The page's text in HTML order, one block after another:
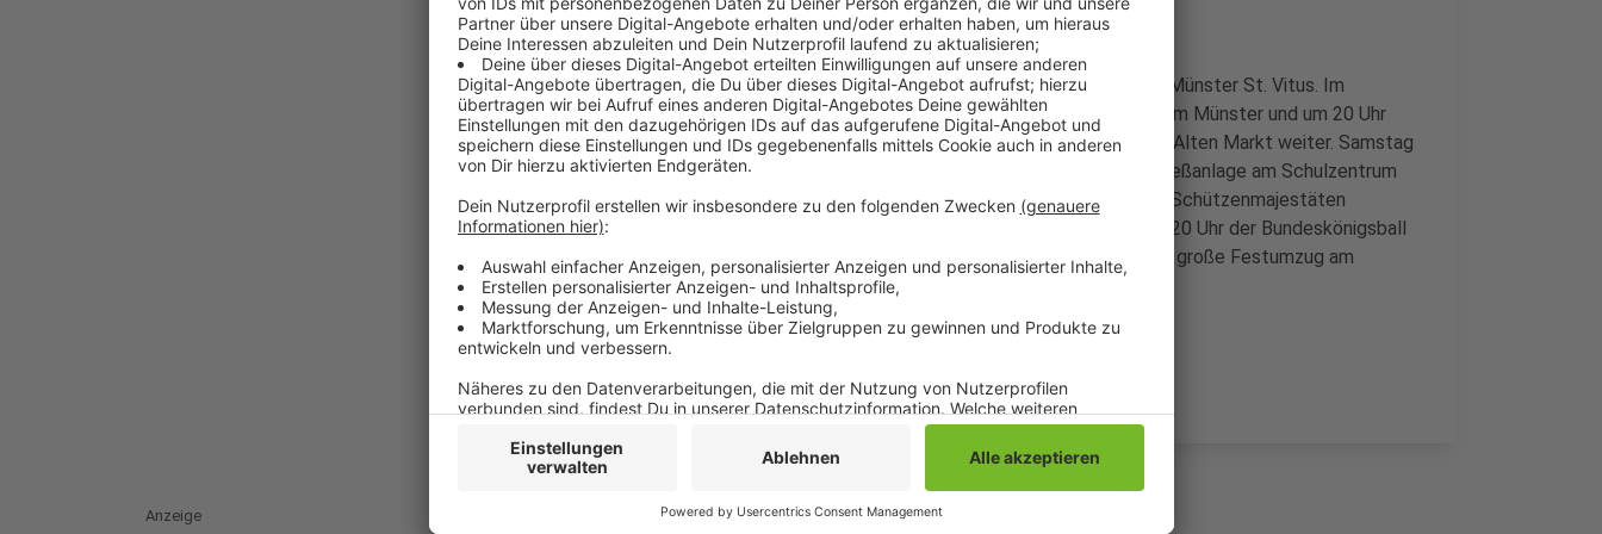
Den Auftakt zum Fest bildet ein Ökumenischen Gottesdienst im Münster St. Vitus. Im
Anschluss ist dann der große Zapfenstreich auf dem Platz vor dem Münster und um 20 Uhr
geht es mit dem Altstadt Open Air und der Band "just:is" auf dem Alten Markt weiter. Samstag
(20.09.) starten um 9:00 Uhr die Schießwettbewerbe auf der Schießanlage am Schulzentrum
Rheindahlen. Auf der Bühne Alter Markt werden später die neuen Schützenmajestäten
proklamiert, bevor dann das Altstadt Open Air weitergeht und ab 20 Uhr der Bundeskönigsball
in der Kaiser-Friedrich-Halle steigt. Höhepunkt des Festes ist der große Festumzug am
Sonntag.
Anzeige
Anzeige